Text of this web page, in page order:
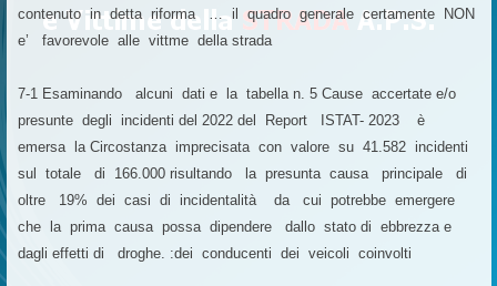
contenuto in detta riforma … il quadro generale certamente NON
e’ favorevole alle vittme della strada
7-1 Esaminando alcuni dati e la tabella n. 5 Cause accertate e/o
presunte degli incidenti del 2022 del Report ISTAT- 2023 è
emersa la Circostanza imprecisata con valore su 41.582 incidenti
sul totale di 166.000 risultando la presunta causa principale di
oltre 19% dei casi di incidentalità da cui potrebbe emergere
che la prima causa possa dipendere dallo stato di ebbrezza e
dagli effetti di droghe. :dei conducenti dei veicoli coinvolti